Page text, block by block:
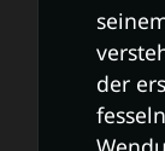
der